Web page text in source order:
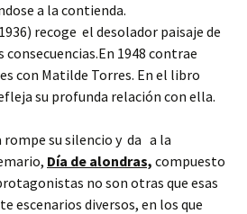
a la contienda.
recoge el desolador paisaje de
1948 contrae
con Matilde Torres. En el libro
su profunda relación con ella.
rompe su silencio y da a la
Día de alondras, compuesto
no son otras que esas
escenarios diversos, en los que